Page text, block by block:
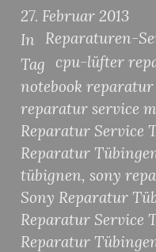
27. Februar 2013
In
Reparaturen-
Tag
cpu-lüfter
notebook
reparatur service
Reparatur Service
Reparatur
tübignen, sony
Sony Reparatur
Reparatur Service
Reparatur